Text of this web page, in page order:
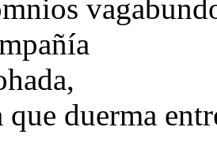
que duerma